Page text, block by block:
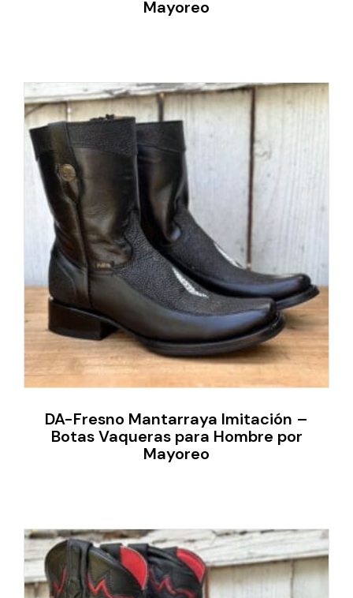
Mayoreo
DA-Fresno Mantarraya Imitación –
Botas Vaqueras para Hombre por
Mayoreo